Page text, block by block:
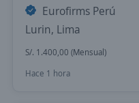
Eurofirms Perú
Lurin, Lima
S/. 1.400,00 (Mensual)
Hace 1 hora